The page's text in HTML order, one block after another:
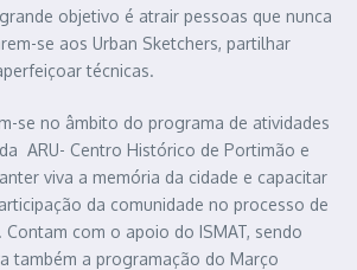
objetivo é atrair pessoas que nunca
se aos Urban Sketchers, partilhar
técnicas.
se no âmbito do programa de atividades
ARU- Centro Histórico de Portimão e
viva a memória da cidade e capacitar
da comunidade no processo de
com o apoio do ISMAT, sendo
também a programação do Março